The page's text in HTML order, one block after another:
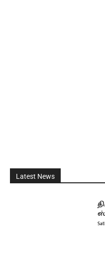
Latest News